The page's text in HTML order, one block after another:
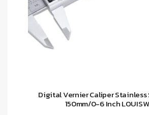
Digital Vernier Caliper Stainless
150mm/0-6 Inch